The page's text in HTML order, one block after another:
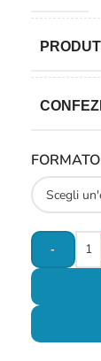
FORMATO
-